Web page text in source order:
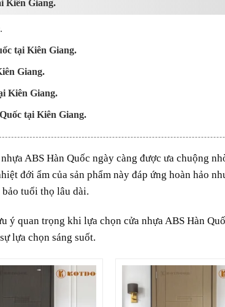
Kiên Giang.
tại Kiên Giang.
Giang.
Kiên Giang.
tại Kiên Giang.
nhựa ABS Hàn Quốc ngày càng được ưa chuộng
đới ẩm của sản phẩm này đáp ứng hoàn hảo
tuổi thọ lâu dài.
ý quan trọng khi lựa chọn cửa nhựa ABS Hàn
lựa chọn sáng suốt.